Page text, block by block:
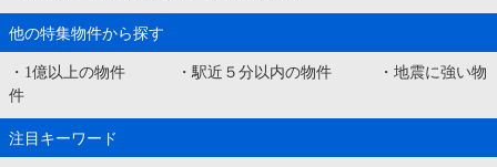
他の特集物件から探す
・ 1億以上の物件 ・ 駅近５分以内の物件 ・ 地震に強い物
件
注目キーワード